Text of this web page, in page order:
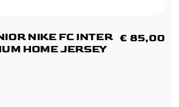
NIKE FC INTER
HOME JERSEY
€ 85,00